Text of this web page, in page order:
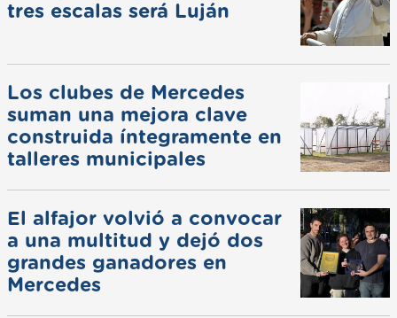
tres escalas será Luján
Los clubes de Mercedes
suman una mejora clave
construida íntegramente en
talleres municipales
El alfajor volvió a convocar
a una multitud y dejó dos
grandes ganadores en
Mercedes